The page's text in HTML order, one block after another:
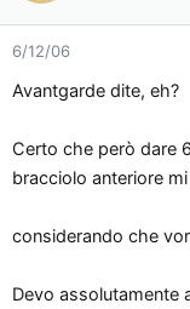
6/12/06
Avantgarde dite, eh?
Certo che però dare
bracciolo anteriore
considerando che
Devo assolutamente